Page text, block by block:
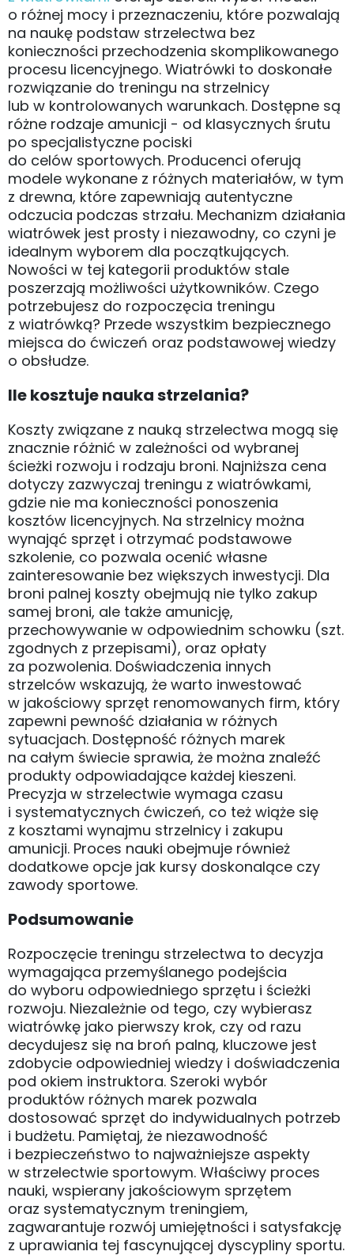
o różnej mocy i przeznaczeniu, które pozwalają
na naukę podstaw strzelectwa bez
konieczności przechodzenia skomplikowanego
procesu licencyjnego. Wiatrówki to doskonałe
rozwiązanie do treningu na strzelnicy
lub w kontrolowanych warunkach. Dostępne są
różne rodzaje amunicji - od klasycznych śrutu
po specjalistyczne pociski
do celów sportowych. Producenci oferują
modele wykonane z różnych materiałów, w tym
z drewna, które zapewniają autentyczne
odczucia podczas strzału. Mechanizm działania
wiatrówek jest prosty i niezawodny, co czyni je
idealnym wyborem dla początkujących.
Nowości w tej kategorii produktów stale
poszerzają możliwości użytkowników. Czego
potrzebujesz do rozpoczęcia treningu
z wiatrówką? Przede wszystkim bezpiecznego
miejsca do ćwiczeń oraz podstawowej wiedzy
o obsłudze.
Ile kosztuje nauka strzelania?
Koszty związane z nauką strzelectwa mogą się
znacznie różnić w zależności od wybranej
ścieżki rozwoju i rodzaju broni. Najniższa cena
dotyczy zazwyczaj treningu z wiatrówkami,
gdzie nie ma konieczności ponoszenia
kosztów licencyjnych. Na strzelnicy można
wynająć sprzęt i otrzymać podstawowe
szkolenie, co pozwala ocenić własne
zainteresowanie bez większych inwestycji. Dla
broni palnej koszty obejmują nie tylko zakup
samej broni, ale także amunicję,
przechowywanie w odpowiednim schowku (szt.
zgodnych z przepisami), oraz opłaty
za pozwolenia. Doświadczenia innych
strzelców wskazują, że warto inwestować
w jakościowy sprzęt renomowanych firm, który
zapewni pewność działania w różnych
sytuacjach. Dostępność różnych marek
na całym świecie sprawia, że można znaleźć
produkty odpowiadające każdej kieszeni.
Precyzja w strzelectwie wymaga czasu
i systematycznych ćwiczeń, co też wiąże się
z kosztami wynajmu strzelnicy i zakupu
amunicji. Proces nauki obejmuje również
dodatkowe opcje jak kursy doskonalące czy
zawody sportowe.
Podsumowanie
Rozpoczęcie treningu strzelectwa to decyzja
wymagająca przemyślanego podejścia
do wyboru odpowiedniego sprzętu i ścieżki
rozwoju. Niezależnie od tego, czy wybierasz
wiatrówkę jako pierwszy krok, czy od razu
decydujesz się na broń palną, kluczowe jest
zdobycie odpowiedniej wiedzy i doświadczenia
pod okiem instruktora. Szeroki wybór
produktów różnych marek pozwala
dostosować sprzęt do indywidualnych potrzeb
i budżetu. Pamiętaj, że niezawodność
i bezpieczeństwo to najważniejsze aspekty
w strzelectwie sportowym. Właściwy proces
nauki, wspierany jakościowym sprzętem
oraz systematycznym treningiem,
zagwarantuje rozwój umiejętności i satysfakcję
z uprawiania tej fascynującej dyscypliny sportu.